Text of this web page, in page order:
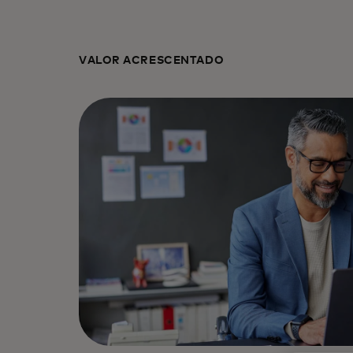
VALOR ACRESCENTADO